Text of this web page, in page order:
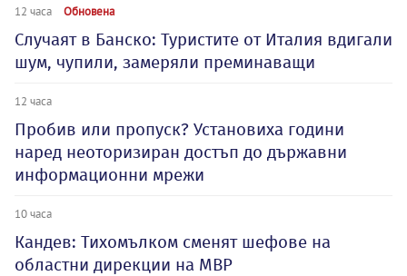
12 часа Обновена
Случаят в Банско: Туристите от Италия вдигали
шум, чупили, замеряли преминаващи
12 часа
Пробив или пропуск? Установиха години
наред неоторизиран достъп до държавни
информационни мрежи
10 часа
Кандев: Тихомълком сменят шефове на
областни дирекции на МВР